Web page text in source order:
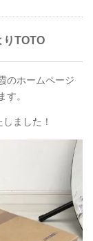
りTOTO
のホームページ
。
ました！